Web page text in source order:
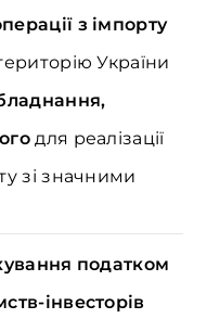
з імпорту
України
для реалізації
зі значними
податком
інвесторів